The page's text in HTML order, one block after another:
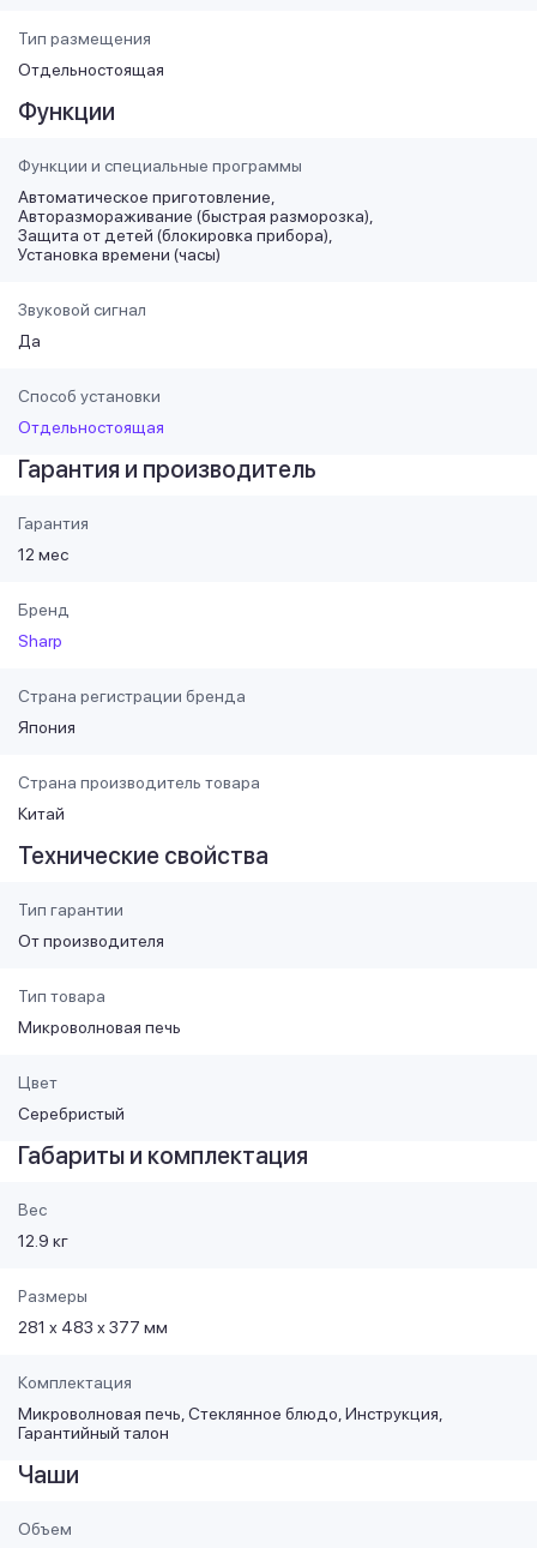
Тип размещения
Отдельностоящая
Функции
Функции и специальные программы
Автоматическое приготовление
Авторазмораживание (быстрая разморозка)
Защита от детей (блокировка прибора)
Установка времени (часы)
Звуковой сигнал
Да
Способ установки
Отдельностоящая
Гарантия и производитель
Гарантия
12 мес
Бренд
Sharp
Страна регистрации бренда
Япония
Страна производитель товара
Китай
Технические свойства
Тип гарантии
От производителя
Тип товара
Микроволновая печь
Цвет
Серебристый
Габариты и комплектация
Вес
12.9 кг
Размеры
281 х 483 х 377 мм
Комплектация
Микроволновая печь, Стеклянное блюдо, Инструкция,
Гарантийный талон
Чаши
Объем